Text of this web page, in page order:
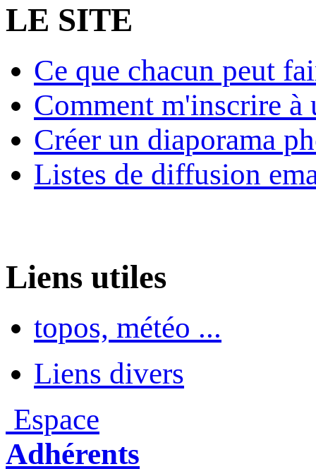
LE SITE
Ce que chacun peut
Comment m'inscrire à
Créer un diaporama
Listes de diffusion
Liens utiles
topos, météo ...
Liens divers
Espace
Adhérents